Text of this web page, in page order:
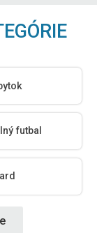
futbal